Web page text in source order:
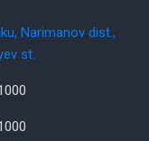
Narimanov dist.,
st.